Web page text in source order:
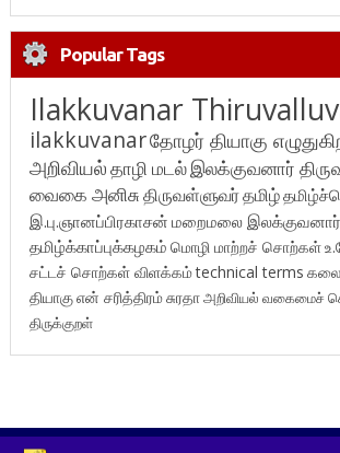
Popular Tags
Ilakkuvanar
ilakkuvanarதோழர் தியாகு
அறிவியல்தாழி மடல்இலக்குவனார்
வைகை அனிசுதிருவள்ளுவர்தமிழ்
இ.பு.ஞானப்பிரகாசன் மறைமலை இலக்குவனார்
தமிழ்க்காப்புக்கழகம் மொழி மாற்றச் சொற்கள்
சட்டச் சொற்கள் விளக்கம்technical terms
தியாகுஎன் சரித்திரம்சுரதாஅறிவியல் வகைமைச்
திருக்குறள்